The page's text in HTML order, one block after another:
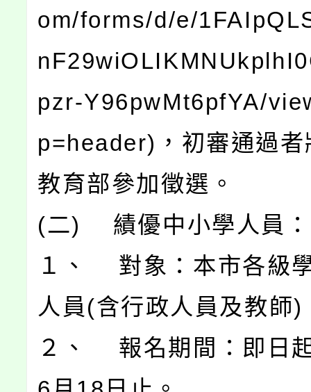
om/forms/d/e/
pzr-Y96pwMt6pfYA/
p=header)，初審通過者
教育部參加徵選。
(二) 績優中小學人員：
１、 對象：本市各級
人員(含行政人員及教師)
２、 報名期間：即日